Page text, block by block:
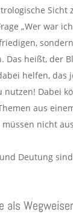
Sicht
„Wer war
Das heißt, der
helfen, das
nutzen! Dabei
aus
müssen nicht
Deutung
als Wegweiser